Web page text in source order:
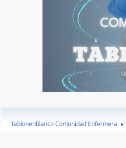
Tablonenblanco Comunidad Enfermera ►